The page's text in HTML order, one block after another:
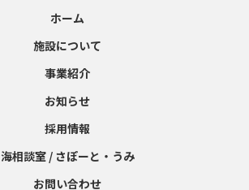
ホーム
施設について
事業紹介
お知らせ
採用情報
海相談室 / さぽーと・うみ
お問い合わせ